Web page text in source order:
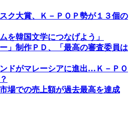
ク大賞、Ｋ－ＰＯＰ勢が１３個の
を韓国文学につなげよう」
」制作ＰＤ、「最高の審査委員は
ドがマレーシアに進出…Ｋ－ＰＯ
場での売上額が過去最高を達成